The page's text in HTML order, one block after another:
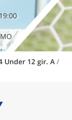
Under 12 gir. A/